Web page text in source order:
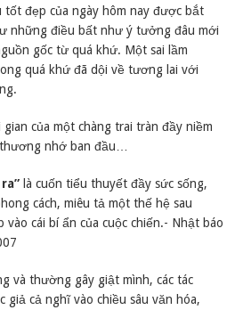
tốt đẹp của ngày hôm nay được bắt
những điều bất như ý tưởng đâu mới
gốc từ quá khứ. Một sai lầm
quá khứ đã dội về tương lai với
của một chàng trai tràn đầy niềm
nhớ ban đầu…
là cuốn tiểu thuyết đầy sức sống,
cách, miêu tả một thế hệ sau
cái bí ẩn của cuộc chiến.- Nhật báo
và thường gây giật mình, các tác
giả cả nghĩ vào chiều sâu văn hóa,